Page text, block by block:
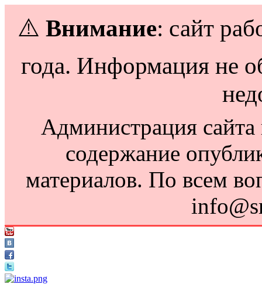
⚠️ Внимание: сайт
года. Информация не
Администрация сайта
содержание
материалов. По всем